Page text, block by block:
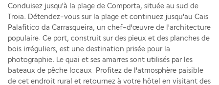
Conduisez jusqu'à la plage de Comporta, située au sud de
Troia. Détendez-vous sur la plage et continuez jusqu'au Cais
Palafitico da Carrasqueira, un chef-d'œuvre de l'architecture
populaire. Ce port, construit sur des pieux et des planches de
bois irréguliers, est une destination prisée pour la
photographie. Le quai et ses amarres sont utilisés par les
bateaux de pêche locaux. Profitez de l'atmosphère paisible
de cet endroit rural et retournez à votre hôtel en visitant des